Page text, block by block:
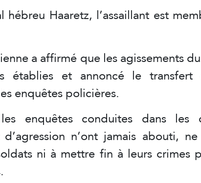
hébreu Haaretz, l’assaillant est
a affirmé que les agissements
établies et annoncé le transfert
enquêtes policières.
enquêtes conduites dans les
n’ont jamais abouti,
ni à mettre fin à leurs crimes